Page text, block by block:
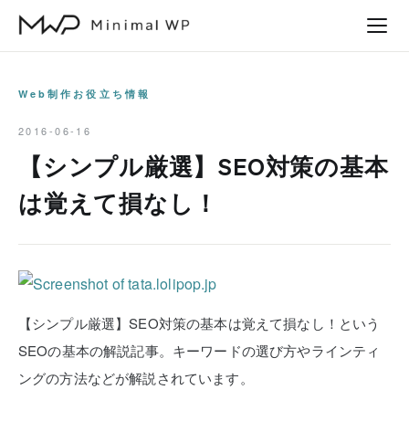
Web制作お役立ち情報
2016-06-16
【シンプル厳選】SEO対策の基本
は覚えて損なし！
【シンプル厳選】SEO対策の基本は覚えて損なし！という
SEOの基本の解説記事。キーワードの選び方やラインティ
ングの方法などが解説されています。